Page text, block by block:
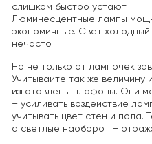
слишком быстро устают.
Люминесцентные лампы
экономичные. Свет
нечасто.
Но не только от лампочек
Учитывайте так же величину
изготовлены плафоны. Они
– усиливать воздействие
учитывать цвет стен и пола.
а светлые наоборот –